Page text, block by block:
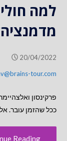
למה
20/04/2022
tour.com
פרקינסון
ככל שהזמן עובר.
Reading ←